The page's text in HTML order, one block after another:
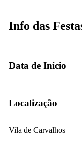
Info das
Data de Início
Localização
Vila de Carvalhos